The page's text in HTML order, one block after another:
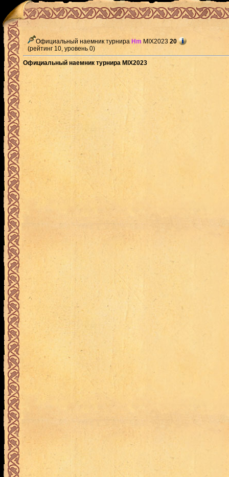
Официальный наемник турнира Hm MIX2023 20
(рейтинг 10, уровень 0)
Официальный наемник турнира MIX2023